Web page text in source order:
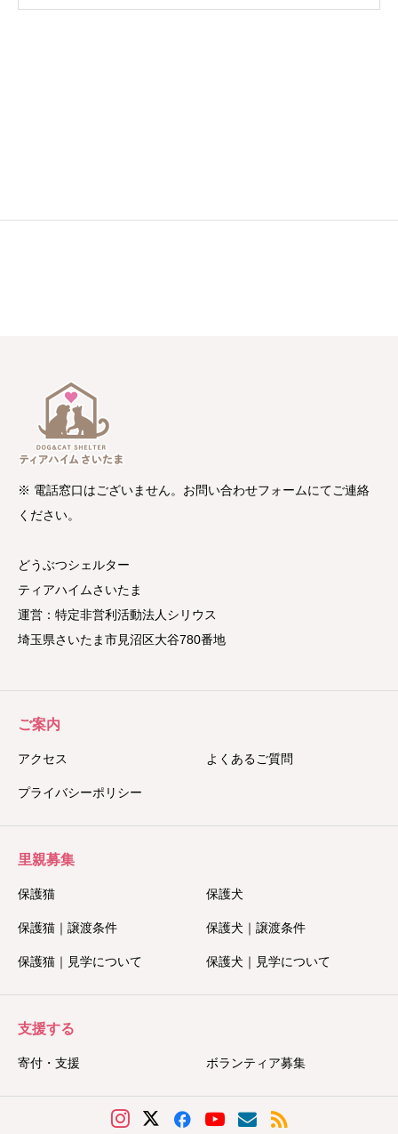
※ 電話窓口はございません。お問い合わせフォームにてご連絡
ください。
どうぶつシェルター
ティアハイムさいたま
運営：特定非営利活動法人シリウス
埼玉県さいたま市見沼区大谷780番地
ご案内
アクセス よくあるご質問
プライバシーポリシー
里親募集
保護猫 保護犬
保護猫｜譲渡条件 保護犬｜譲渡条件
保護猫｜見学について 保護犬｜見学について
支援する
寄付・支援 ボランティア募集